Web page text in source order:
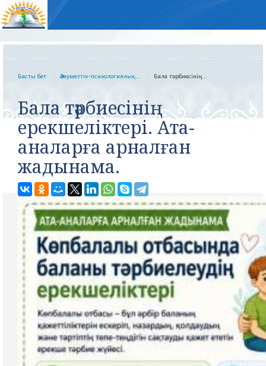
Басты бет Әлеуметтік-психологиялық... Бала тәрбиесінің...
Бала тәрбиесінің
ерекшеліктері. Ата-
аналарға арналған
жадынама.